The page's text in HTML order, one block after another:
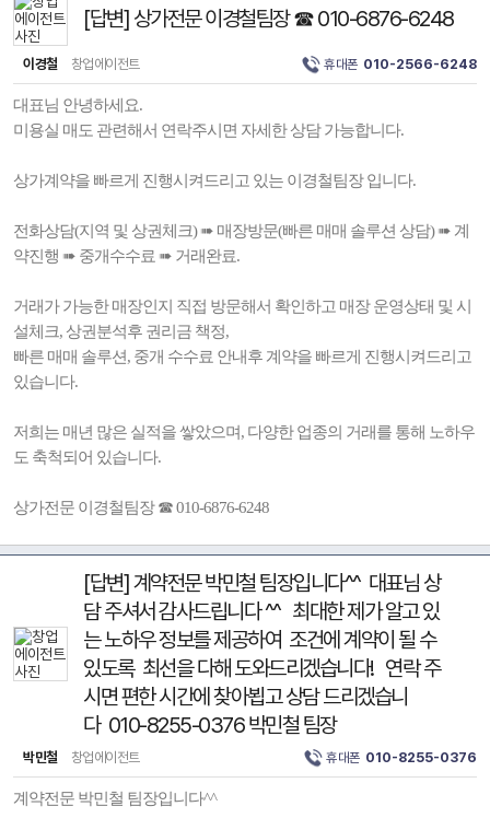
[답변] 상가전문 이경철팀장 ☎ 010-6876-6248
이경철 창업에이전트 휴대폰 010-2566-6248
대표님 안녕하세요.
미용실 매도 관련해서 연락주시면 자세한 상담 가능합니다.
상가계약을 빠르게 진행시켜드리고 있는 이경철팀장 입니다.
전화상담(지역 및 상권체크) ➠ 매장방문(빠른 매매 솔루션 상담) ➠ 계
약진행 ➠ 중개수수료 ➠ 거래완료.
거래가 가능한 매장인지 직접 방문해서 확인하고 매장 운영상태 및 시
설체크, 상권분석후 권리금 책정,
빠른 매매 솔루션, 중개 수수료 안내후 계약을 빠르게 진행시켜드리고
있습니다.
저희는 매년 많은 실적을 쌓았으며, 다양한 업종의 거래를 통해 노하우
도 축척되어 있습니다.
상가전문 이경철팀장 ☎ 010-6876-6248
[답변] 계약전문 박민철 팀장입니다^^ 대표님 상
담 주셔서 감사드립니다 ^^ 최대한 제가 알고 있
는 노하우 정보를 제공하여 조건에 계약이 될 수
있도록 최선을 다해 도와드리겠습니다! 연락 주
시면 편한 시간에 찾아뵙고 상담 드리겠습니
다 010-8255-0376 박민철 팀장
박민철 창업에이전트 휴대폰 010-8255-0376
계약전문 박민철 팀장입니다^^